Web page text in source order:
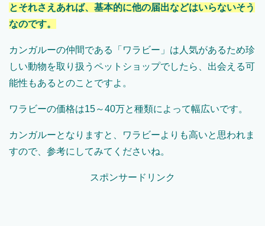
とそれさえあれば、基本的に他の届出などはいらないそう
なのです。
カンガルーの仲間である「ワラビー」は人気があるため珍
しい動物を取り扱うペットショップでしたら、出会える可
能性もあるとのことですよ。
ワラビーの価格は15～40万と種類によって幅広いです。
カンガルーとなりますと、ワラビーよりも高いと思われま
すので、参考にしてみてくださいね。
スポンサードリンク